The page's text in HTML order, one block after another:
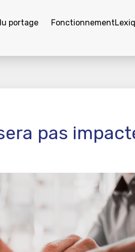
portage
Fonctionnement
pas